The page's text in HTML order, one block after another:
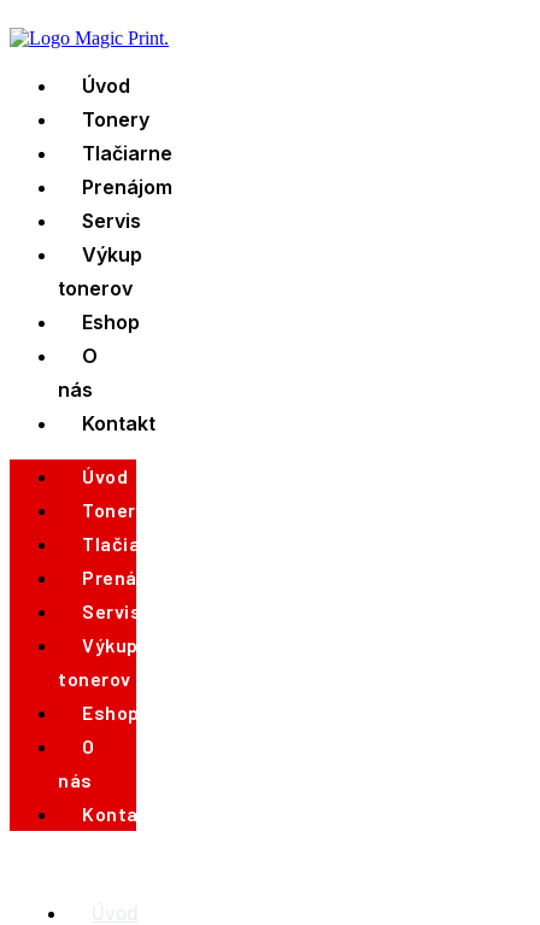
to
Úvod
Tonery
Tlačiarne
Prenájom
Servis
Výkup
tonerov
Eshop
O
nás
Kontakt
Úvod
Tonery
Tlačiarne
Prenájom
Servis
Výkup
tonerov
Eshop
O
nás
Kontakt